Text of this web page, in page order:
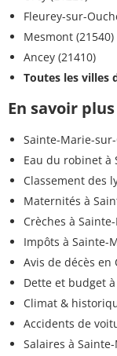
Fleurey-sur-
Mesmont (21540)
Ancey (21410)
Toutes les villes
En savoir
Sainte-Marie-
Eau du robinet à
Classement des
Maternités à
Crèches à
Impôts à Sainte-
Avis de décès en
Dette et budget
Climat &
Accidents de
Salaires à